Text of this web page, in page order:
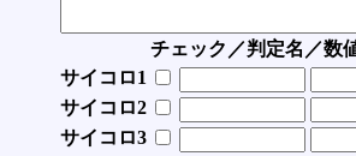
チェック／判定名／数
サイコロ1
サイコロ2
サイコロ3